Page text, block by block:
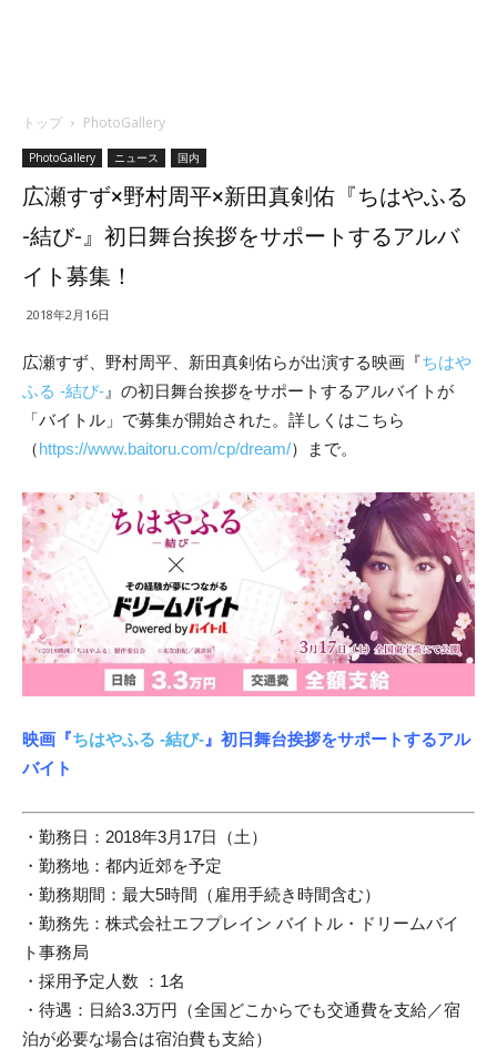
トップ PhotoGallery
PhotoGallery ニュース 国内
広瀬すず×野村周平×新田真剣佑『ちはやふる
-結び-』初日舞台挨拶をサポートするアルバ
イト募集！
2018年2月16日
広瀬すず、野村周平、新田真剣佑らが出演する映画『ちはや
ふる -結び- 』の初日舞台挨拶をサポートするアルバイトが
「バイトル」で募集が開始された。詳しくはこちら
（https://www.baitoru.com/cp/dream/）まで。
映画『ちはやふる -結び- 』初日舞台挨拶をサポートするアル
バイト
・勤務日：2018年3月17日（土）
・勤務地：都内近郊を予定
・勤務期間：最大5時間（雇用手続き時間含む）
・勤務先：株式会社エフプレイン バイトル・ドリームバイ
ト事務局
・採用予定人数 ：1名
・待遇：日給3.3万円（全国どこからでも交通費を支給／宿
泊が必要な場合は宿泊費も支給）